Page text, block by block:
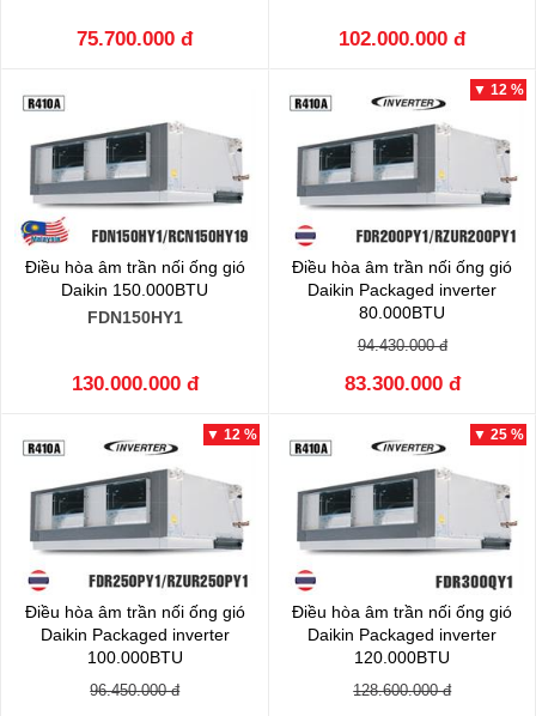
75.700.000 đ 102.000.000 đ
Điều hòa âm trần nối ống gió
Daikin 150.000BTU
FDN150HY1
130.000.000 đ
▼ 12 %
Điều hòa âm trần nối ống gió
Daikin Packaged inverter
80.000BTU
FDR200QY1/RZUR200QY1
94.430.000 đ
83.300.000 đ
▼ 12 %
Điều hòa âm trần nối ống gió
Daikin Packaged inverter
100.000BTU
FDR250QY1/RZUR250QY1
96.450.000 đ
▼ 25 %
Điều hòa âm trần nối ống gió
Daikin Packaged inverter
120.000BTU
FDR300QY1/RZUR300QY1
128.600.000 đ